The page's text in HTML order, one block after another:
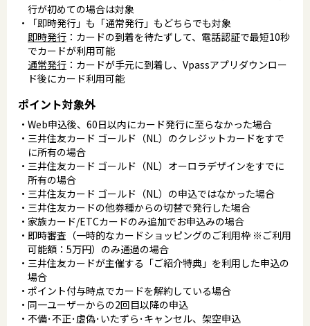
行が初めての場合は対象
「即時発行」も「通常発行」もどちらでも対象
即時発行 ：カードの到着を待たずして、電話認証で最短10秒
でカードが利用可能
通常発行 ：カードが手元に到着し、Vpassアプリダウンロー
ド後にカード利用可能
ポイント対象外
Web申込後、60日以内にカード発行に至らなかった場合
三井住友カード ゴールド（NL）のクレジットカードをすで
に所有の場合
三井住友カード ゴールド（NL）オーロラデザインをすでに
所有の場合
三井住友カード ゴールド（NL）の申込ではなかった場合
三井住友カードの他券種からの切替で発行した場合
家族カード/ETCカードのみ追加でお申込みの場合
即時審査（一時的なカードショッピングのご利用枠 ※ご利用
可能額：5万円）のみ通過の場合
三井住友カードが主催する「ご紹介特典」を利用した申込の
場合
ポイント付与時点でカードを解約している場合
同一ユーザーからの2回目以降の申込
不備･不正･虚偽･いたずら･キャンセル、架空申込